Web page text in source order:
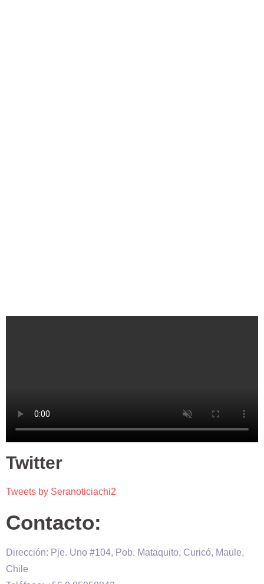
Twitter
Tweets by Seranoticiachi2
Contacto:
Dirección: Pje. Uno #104, Pob. Mataquito, Curicó, Maule,
Chile